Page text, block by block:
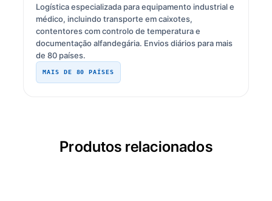
Logística especializada para equipamento industrial e
médico, incluindo transporte em caixotes,
contentores com controlo de temperatura e
documentação alfandegária. Envios diários para mais
de 80 países.
MAIS DE 80 PAÍSES
Produtos relacionados